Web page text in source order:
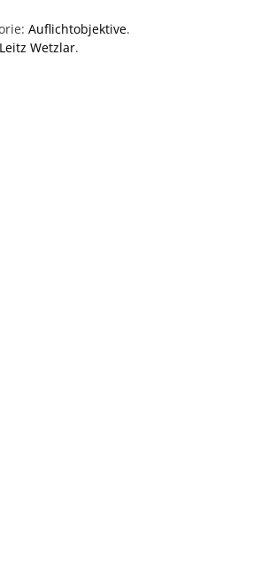
Auflichtobjektive.
Leitz Wetzlar.